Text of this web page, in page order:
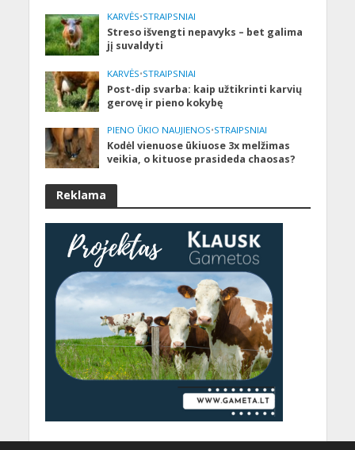
KARVĖS•STRAIPSNIAI
Streso išvengti nepavyks – bet galima
jį suvaldyti
KARVĖS•STRAIPSNIAI
Post-dip svarba: kaip užtikrinti karvių
gerovę ir pieno kokybę
PIENO ŪKIO NAUJIENOS•STRAIPSNIAI
Kodėl vienuose ūkiuose 3x melžimas
veikia, o kituose prasideda chaosas?
Reklama